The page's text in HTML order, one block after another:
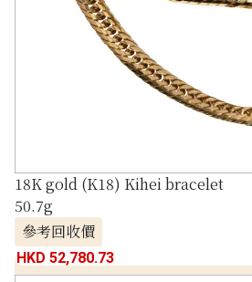
18K gold (K18) Kihei bracelet
50.7g
參考回收價
HKD 52,780.73